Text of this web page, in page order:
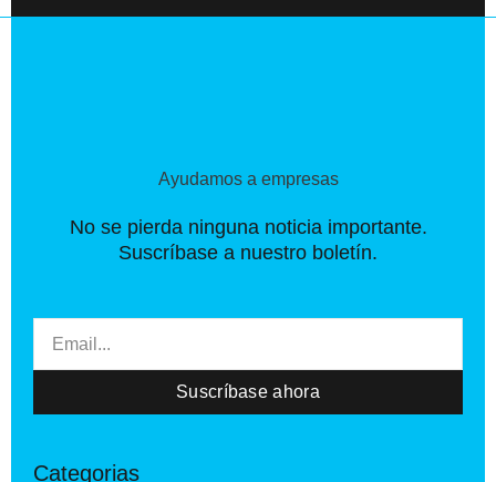
Ayudamos a empresas
No se pierda ninguna noticia importante.
Suscríbase a nuestro boletín.
Suscríbase ahora
Categorias